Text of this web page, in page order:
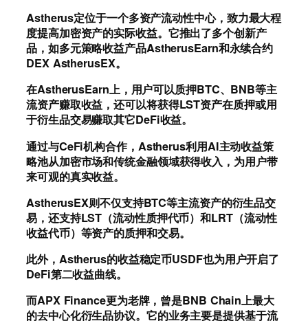
Astherus定位于一个多资产流动性中心，致力最大程
度提高加密资产的实际收益。它推出了多个创新产
品，如多元策略收益产品AstherusEarn和永续合约
DEX AstherusEX。
在AstherusEarn上，用户可以质押BTC、BNB等主
流资产赚取收益，还可以将获得LST资产在质押或用
于衍生品交易赚取其它DeFi收益。
通过与CeFi机构合作，Astherus利用AI主动收益策
略池从加密市场和传统金融领域获得收入，为用户带
来可观的真实收益。
AstherusEX则不仅支持BTC等主流资产的衍生品交
易，还支持LST（流动性质押代币）和LRT（流动性
收益代币）等资产的质押和交易。
此外，Astherus的收益稳定币USDF也为用户开启了
DeFi第二收益曲线。
而APX Finance更为老牌，曾是BNB Chain上最大
的去中心化衍生品协议。它的业务主要是提供基于流